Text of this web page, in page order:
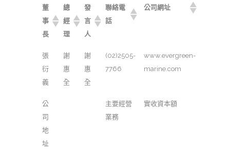
董
事
長
總
經
理
發
言
人
聯絡電
話
公司網址
張
衍
義
謝
惠
全
謝
惠
全
(02)2505-
7766
www.evergreen-
marine.com
公
司
地
址
主要經營
業務
實收資本額